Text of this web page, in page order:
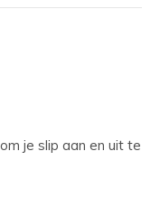
je slip aan en uit te